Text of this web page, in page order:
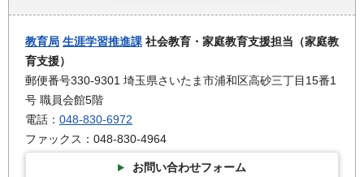
教育局 生涯学習推進課 社会教育・家庭教育支援担当（家庭教
育支援）
郵便番号330-9301 埼玉県さいたま市浦和区高砂三丁目15番1
号 職員会館5階
電話： 048-830-6972
ファックス：048-830-4964
お問い合わせフォーム